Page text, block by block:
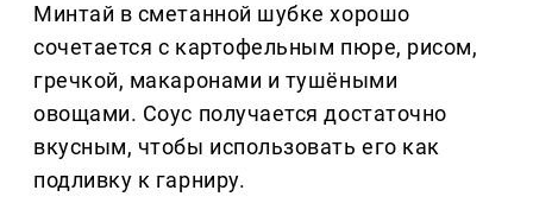
Минтай в сметанной шубке хорошо
сочетается с картофельным пюре, рисом,
гречкой, макаронами и тушёными
овощами. Соус получается достаточно
вкусным, чтобы использовать его как
подливку к гарниру.